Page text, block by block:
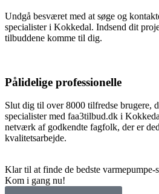
Undgå besværet med at søge og
specialister i Kokkedal. Indsend dit
tilbuddene komme til dig.
Pålidelige professionelle
Slut dig til over 8000 tilfredse brugere,
specialister med faa3tilbud.dk i
netværk af godkendte fagfolk, der er
kvalitetsarbejde.
Klar til at finde de bedste
Kom i gang nu!